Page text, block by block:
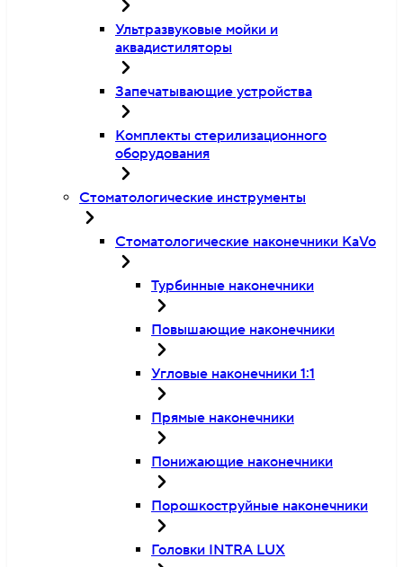
Ультразвуковые мойки и
аквадистиляторы
Запечатывающие устройства
Комплекты стерилизационного
оборудования
Стоматологические инструменты
Стоматологические наконечники KaVo
Турбинные наконечники
Повышающие наконечники
Угловые наконечники 1:1
Прямые наконечники
Понижающие наконечники
Порошкоструйные наконечники
Головки INTRA LUX